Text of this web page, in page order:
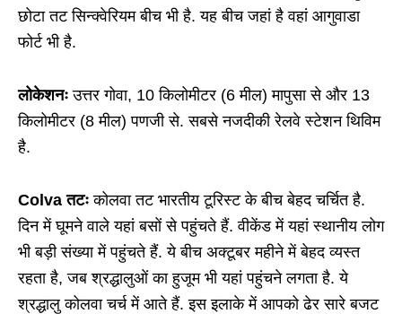
छोटा तट सिन्क्वेरियम बीच भी है. यह बीच जहां है वहां आगुवाडा
फोर्ट भी है.
लोकेशनः उत्तर गोवा, 10 किलोमीटर (6 मील) मापुसा से और 13
किलोमीटर (8 मील) पणजी से. सबसे नजदीकी रेलवे स्टेशन थिविम
है.
Colva तटः कोलवा तट भारतीय टूरिस्ट के बीच बेहद चर्चित है.
दिन में घूमने वाले यहां बसों से पहुंचते हैं. वीकेंड में यहां स्थानीय लोग
भी बड़ी संख्या में पहुंचते हैं. ये बीच अक्टूबर महीने में बेहद व्यस्त
रहता है, जब श्रद्धालुओं का हुजूम भी यहां पहुंचने लगता है. ये
श्रद्धालु कोलवा चर्च में आते हैं. इस इलाके में आपको ढेर सारे बजट